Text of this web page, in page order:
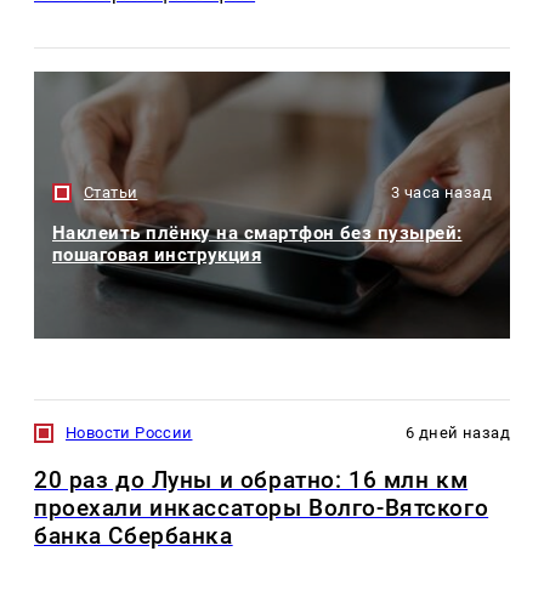
Статьи 3 часа назад
Наклеить плёнку на смартфон без пузырей:
пошаговая инструкция
Новости России 6 дней назад
20 раз до Луны и обратно: 16 млн км
проехали инкассаторы Волго-Вятского
банка Сбербанка